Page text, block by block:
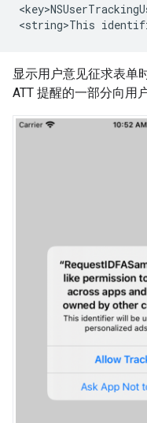
显示用户意见征求表单
ATT 提醒的一部分向用